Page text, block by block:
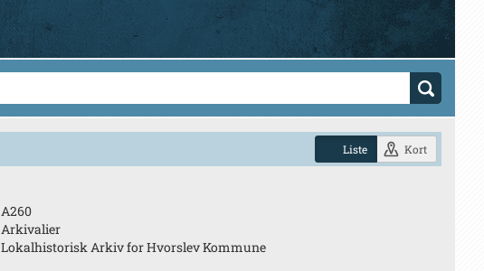
Liste Kort
A260
Arkivalier
Lokalhistorisk Arkiv for Hvorslev Kommune